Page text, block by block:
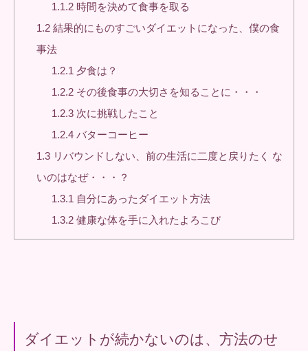
1.1.2 時間を決めて食事を取る
1.2 結果的にものすごいダイエットになった、僕の食
事法
1.2.1 夕食は？
1.2.2 その後食事の大切さを知ることに・・・
1.2.3 次に挑戦したこと
1.2.4 バターコーヒー
1.3 リバウンドしない、前の生活に二度と戻りたく な
いのはなぜ・・・？
1.3.1 自分にあったダイエット方法
1.3.2 健康な体を手に入れたよろこび
ダイエットが続かないのは、方法のせ